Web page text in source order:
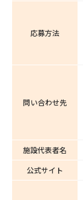
応募方法
問い合わせ先
施設代表者名
公式サイト